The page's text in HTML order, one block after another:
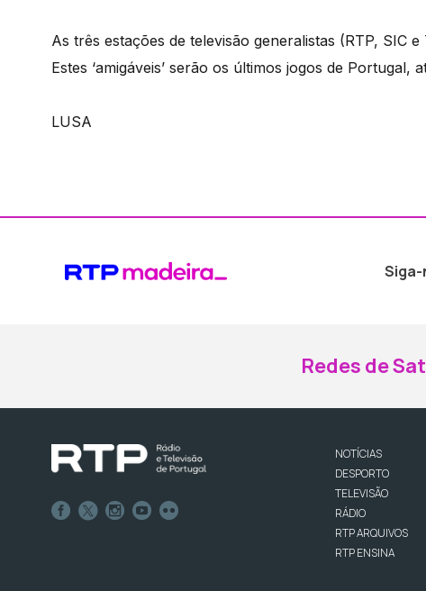
As três estações de televisão generalistas (RTP, SIC
Estes ‘amigáveis’ serão os últimos jogos de
LUSA
Siga-
Redes de
NOTÍCIAS
DESPORTO
TELEVISÃO
RÁDIO
RTP ARQUIVOS
RTP ENSINA